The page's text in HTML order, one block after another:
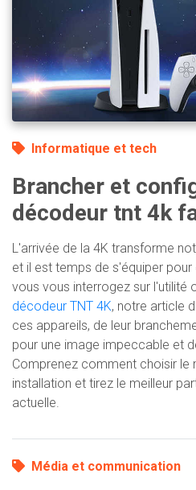
Informatique et tech
Brancher et
décodeur tnt 4k
L'arrivée de la 4K transforme
et il est temps de s'équiper
vous vous interrogez sur l'utilité
décodeur TNT 4K, notre article
ces appareils, de leur
pour une image impeccable et
Comprenez comment choisir le
installation et tirez le meilleur
actuelle.
Média et communication